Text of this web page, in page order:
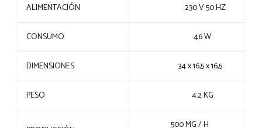
ALIMENTACIÓN 230 V 50 HZ
CONSUMO 46 W
DIMENSIONES 34 x 16,5 x 16,5
PESO 4.2 KG
500 MG / H